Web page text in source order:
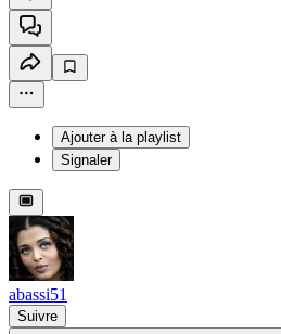
Ajouter à la playlist
Signaler
abassi51
Suivre